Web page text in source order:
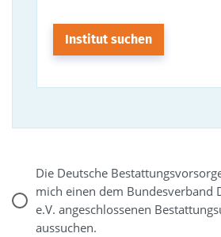
Die Deutsche
mich einen dem Bundesverband
e.V. angeschlossenen
aussuchen.